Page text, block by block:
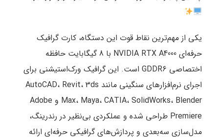
یکی از مهم‌ترین نقاط قوت این دستگاه، کارت گرافیک
حرفه‌ای NVIDIA RTX A4000 با 8 گیگابایت حافظه
اختصاصی GDDR6 است. این گرافیک ورک‌استیشنی برای
اجرای نرم‌افزارهای سنگینی مانند AutoCAD، Revit، 3ds
Max، Maya، CATIA، SolidWorks، Blender و Adobe
Premiere طراحی شده و عملکردی بی‌نظیر در رندرینگ،
مدل‌سازی سه‌بعدی و پردازش‌های گرافیکی حرفه‌ای ارائه